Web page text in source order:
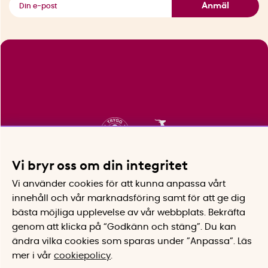
Anmäl
Vi bryr oss om din integritet
Vi använder cookies för att kunna anpassa vårt
innehåll och vår marknadsföring samt för att ge dig
bästa möjliga upplevelse av vår webbplats.
Bekräfta
genom att klicka på “Godkänn och stäng”. Du kan
ändra vilka cookies som sparas under ”Anpassa”.
Läs
mer i vår cookiepolicy